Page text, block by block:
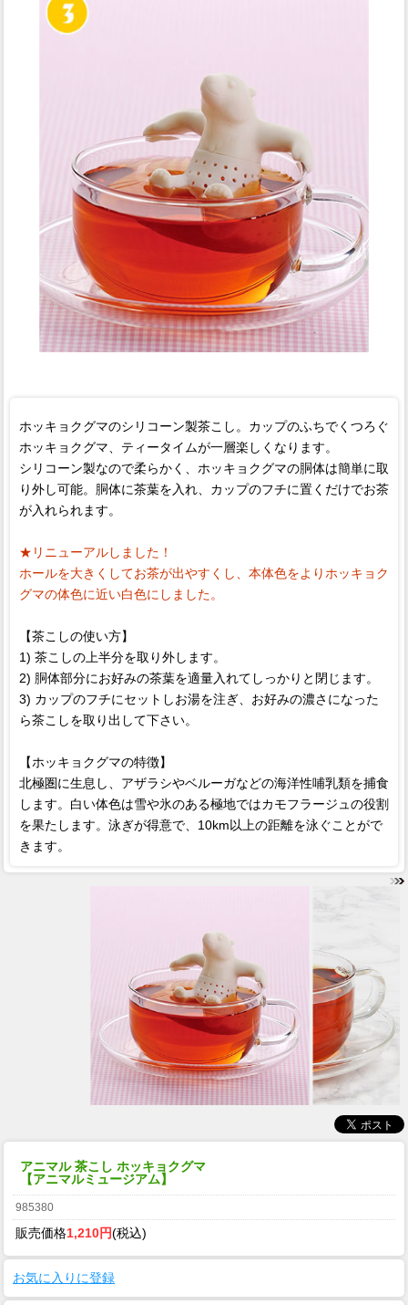
ホッキョクグマのシリコーン製茶こし。カップのふちでくつろぐ
ホッキョクグマ、ティータイムが一層楽しくなります。
シリコーン製なので柔らかく、ホッキョクグマの胴体は簡単に取
り外し可能。胴体に茶葉を入れ、カップのフチに置くだけでお茶
が入れられます。
★リニューアルしました！
ホールを大きくしてお茶が出やすくし、本体色をよりホッキョク
グマの体色に近い白色にしました。
【茶こしの使い方】
1) 茶こしの上半分を取り外します。
2) 胴体部分にお好みの茶葉を適量入れてしっかりと閉じます。
3) カップのフチにセットしお湯を注ぎ、お好みの濃さになった
ら茶こしを取り出して下さい。
【ホッキョクグマの特徴】
北極圏に生息し、アザラシやベルーガなどの海洋性哺乳類を捕食
します。白い体色は雪や氷のある極地ではカモフラージュの役割
を果たします。泳ぎが得意で、10km以上の距離を泳ぐことがで
きます。
アニマル 茶こし ホッキョクグマ
【アニマルミュージアム】
985380
販売価格1,210円(税込)
お気に入りに登録